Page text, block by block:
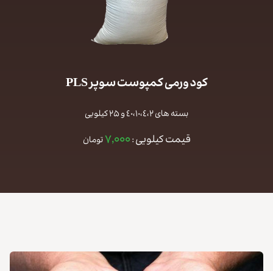
کود ورمی کمپوست سوپر PLS
بسته های ٤٠،١٠،٤،٢ و ۲۵ کیلویی
قیمت کیلویی :۷,۰۰۰تومان